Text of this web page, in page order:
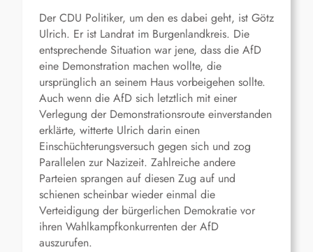
Der CDU Politiker, um den es dabei geht, ist Götz
Ulrich. Er ist Landrat im Burgenlandkreis. Die
entsprechende Situation war jene, dass die AfD
eine Demonstration machen wollte, die
ursprünglich an seinem Haus vorbeigehen sollte.
Auch wenn die AfD sich letztlich mit einer
Verlegung der Demonstrationsroute einverstanden
erklärte, witterte Ulrich darin einen
Einschüchterungsversuch gegen sich und zog
Parallelen zur Nazizeit. Zahlreiche andere
Parteien sprangen auf diesen Zug auf und
schienen scheinbar wieder einmal die
Verteidigung der bürgerlichen Demokratie vor
ihren Wahlkampfkonkurrenten der AfD
auszurufen.